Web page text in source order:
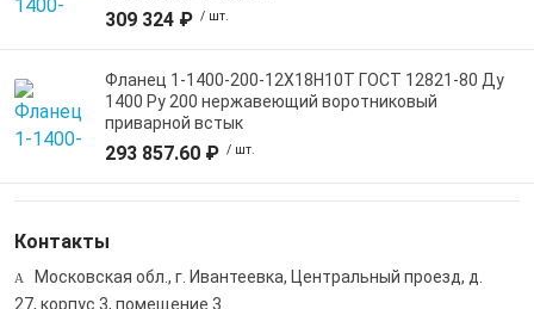
309 324 ₽ / шт.
Фланец 1-1400-200-12Х18Н10Т ГОСТ 12821-80 Ду
1400 Ру 200 нержавеющий воротниковый
приварной встык
293 857.60 ₽ / шт.
Контакты
Московская обл., г. Ивантеевка, Центральный проезд, д.
27, корпус 3, помещение 3